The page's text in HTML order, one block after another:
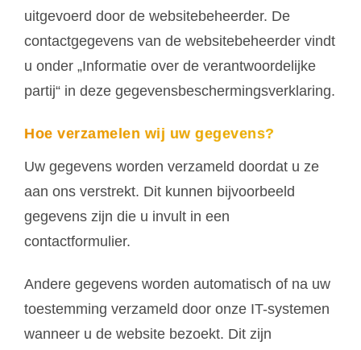
uitgevoerd door de websitebeheerder. De
contactgegevens van de websitebeheerder vindt
u onder „Informatie over de verantwoordelijke
partij“ in deze gegevensbeschermingsverklaring.
Hoe verzamelen wij uw gegevens?
Uw gegevens worden verzameld doordat u ze
aan ons verstrekt. Dit kunnen bijvoorbeeld
gegevens zijn die u invult in een
contactformulier.
Andere gegevens worden automatisch of na uw
toestemming verzameld door onze IT-systemen
wanneer u de website bezoekt. Dit zijn